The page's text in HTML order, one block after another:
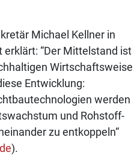
Michael Kellner in
“Der Mittelstand ist
Wirtschaftsweise
Entwicklung:
werden
und Rohstoff-
zu entkoppeln“
).